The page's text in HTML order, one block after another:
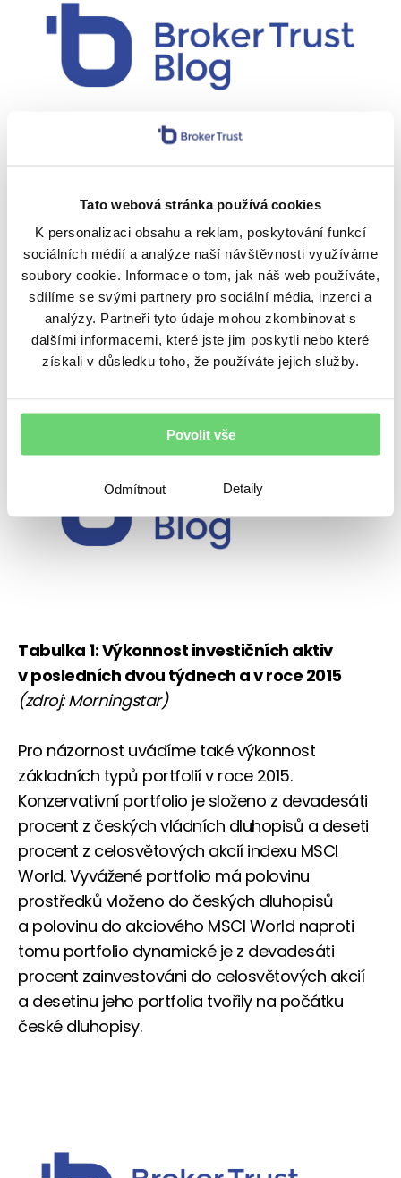
Detaily
Tato webová stránka používá cookies
K personalizaci obsahu a reklam, poskytování funkcí
sociálních médií a analýze naší návštěvnosti využíváme
soubory cookie. Informace o tom, jak náš web používáte,
sdílíme se svými partnery pro sociální média, inzerci a
analýzy. Partneři tyto údaje mohou zkombinovat s
dalšími informacemi, které jste jim poskytli nebo které
získali v důsledku toho, že používáte jejich služby.
Povolit vše
Odmítnout
měsících (a tedy i v srpnu) akcie poměrně silně
nakupují. To může mít, jak již bylo zmíněno, jen
jeden důvod. Považují akcie své firmy za levné.
Slabé ruce tedy spíše na straně prodejců, lidé
s vhledem do byznysu kupují. Pokud je tomu
skutečně tak, pak nelze současnou paniku na
trhu považovat za nic jiného, než korekci.
Tabulka 1: Výkonnost investičních aktiv
v posledních dvou týdnech a v roce 2015
(zdroj: Morningstar)
Pro názornost uvádíme také výkonnost
základních typů portfolií v roce 2015.
Konzervativní portfolio je složeno z devadesáti
procent z českých vládních dluhopisů a deseti
procent z celosvětových akcií indexu MSCI
World. Vyvážené portfolio má polovinu
prostředků vloženo do českých dluhopisů
a polovinu do akciového MSCI World naproti
tomu portfolio dynamické je z devadesáti
procent zainvestováni do celosvětových akcií
a desetinu jeho portfolia tvořily na počátku
české dluhopisy.